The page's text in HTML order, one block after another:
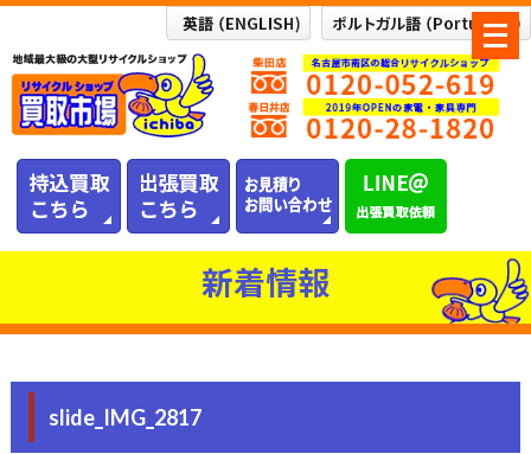
メ
ニ
ュ
ー
新着情報
slide_IMG_2817